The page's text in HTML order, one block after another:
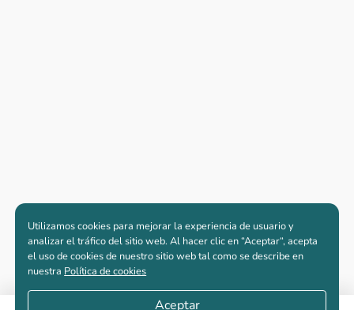
Utilizamos cookies para mejorar la experiencia de usuario y
analizar el tráfico del sitio web. Al hacer clic en “Aceptar“, acepta
el uso de cookies de nuestro sitio web tal como se describe en
nuestra Política de cookies
Aceptar